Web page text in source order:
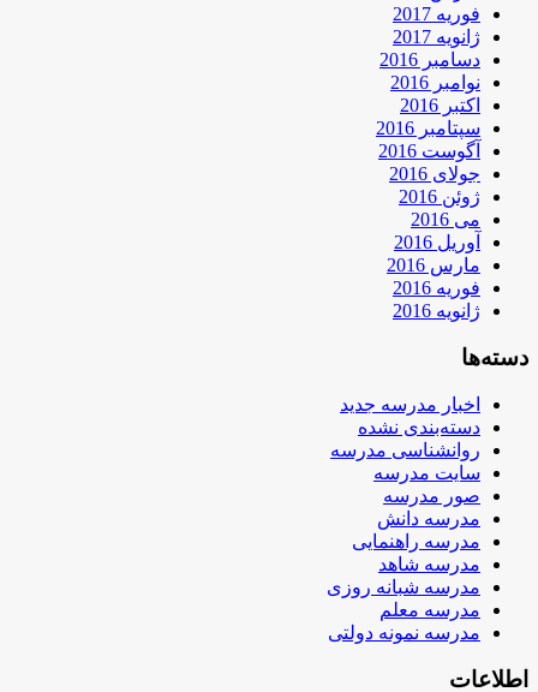
فوریه 2017
ژانویه 2017
دسامبر 2016
نوامبر 2016
اکتبر 2016
سپتامبر 2016
آگوست 2016
جولای 2016
ژوئن 2016
می 2016
آوریل 2016
مارس 2016
فوریه 2016
ژانویه 2016
دسته‌ها
اخبار مدرسه جدید
دسته‌بندی نشده
روانشناسی مدرسه
سایت مدرسه
صور مدرسه
مدرسه دانش
مدرسه راهنمایی
مدرسه شاهد
مدرسه شبانه روزی
مدرسه معلم
مدرسه نمونه دولتی
اطلاعات